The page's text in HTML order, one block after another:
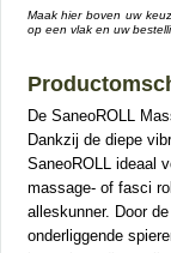
Maak hier boven uw
op een vlak en uw
De SaneoROLL
Dankzij de diepe
SaneoROLL ideaal
massage- of fasci
alleskunner. Door
onderliggende